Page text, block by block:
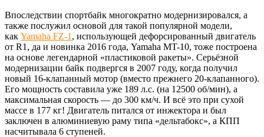
Впоследствии спортбайк многократно модернизировался, а
также послужил основой для такой популярной модели,
как Yamaha FZ-1 , использующей дефорсированный двигатель
от R1, да и новинка 2016 года, Yamaha MT-10, тоже построена
на основе легендарной «пластиковой ракеты». Серьёзной
модернизации байк подвергся в 2007 году, когда получил
новый 16-клапанный мотор (вместо прежнего 20-клапанного).
Его мощность составила уже 189 л.с. (на 12500 об/мин), а
максимальная скорость — до 300 км/ч. И всё это при сухой
массе в 177 кг! Двигатель питался от инжектора и был
заключен в алюминиевую раму типа «дельтабокс», а КПП
насчитывала 6 ступеней.